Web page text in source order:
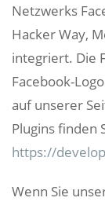
Netzwerks
Hacker Way,
integriert. Die
Facebook-
auf unserer
Plugins finden
https://
Wenn Sie